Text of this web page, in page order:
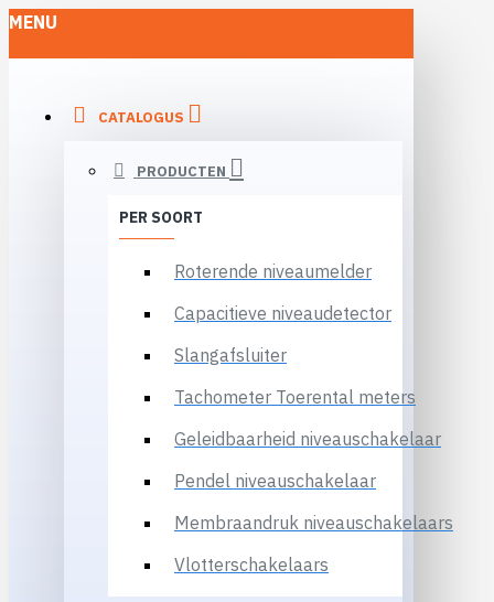
MENU
CATALOGUS
PRODUCTEN
PER SOORT
Roterende niveaumelder
Capacitieve niveaudetector
Slangafsluiter
Tachometer Toerental meters
Geleidbaarheid niveauschakelaar
Pendel niveauschakelaar
Membraandruk niveauschakelaars
Vlotterschakelaars